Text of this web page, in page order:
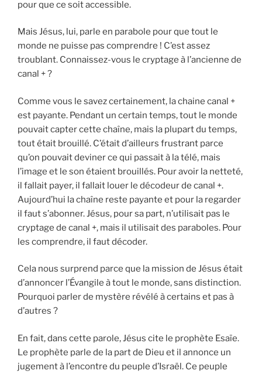
pour que ce soit accessible.
Mais Jésus, lui, parle en parabole pour que tout le
monde ne puisse pas comprendre ! C’est assez
troublant. Connaissez-vous le cryptage à l’ancienne de
canal + ?
Comme vous le savez certainement, la chaine canal +
est payante. Pendant un certain temps, tout le monde
pouvait capter cette chaîne, mais la plupart du temps,
tout était brouillé. C’était d’ailleurs frustrant parce
qu’on pouvait deviner ce qui passait à la télé, mais
l’image et le son étaient brouillés. Pour avoir la netteté,
il fallait payer, il fallait louer le décodeur de canal +.
Aujourd’hui la chaîne reste payante et pour la regarder
il faut s’abonner. Jésus, pour sa part, n’utilisait pas le
cryptage de canal +, mais il utilisait des paraboles. Pour
les comprendre, il faut décoder.
Cela nous surprend parce que la mission de Jésus était
d’annoncer l’Évangile à tout le monde, sans distinction.
Pourquoi parler de mystère révélé à certains et pas à
d’autres ?
En fait, dans cette parole, Jésus cite le prophète Esaïe.
Le prophète parle de la part de Dieu et il annonce un
jugement à l’encontre du peuple d’Israël. Ce peuple